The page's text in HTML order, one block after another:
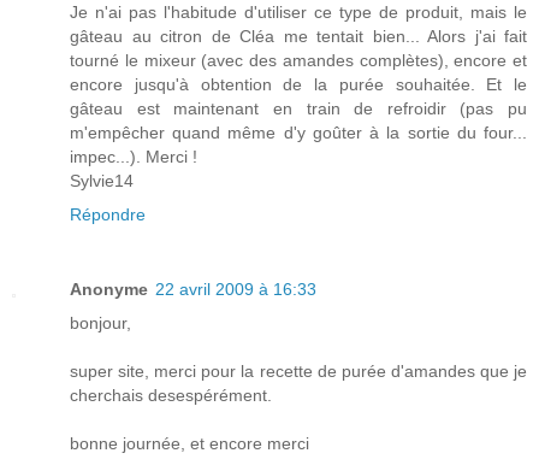
Je n'ai pas l'habitude d'utiliser ce type de produit, mais le
gâteau au citron de Cléa me tentait bien... Alors j'ai fait
tourné le mixeur (avec des amandes complètes), encore et
encore jusqu'à obtention de la purée souhaitée. Et le
gâteau est maintenant en train de refroidir (pas pu
m'empêcher quand même d'y goûter à la sortie du four...
impec...). Merci !
Sylvie14
Répondre
Anonyme 22 avril 2009 à 16:33
bonjour,
super site, merci pour la recette de purée d'amandes que je
cherchais desespérément.
bonne journée, et encore merci